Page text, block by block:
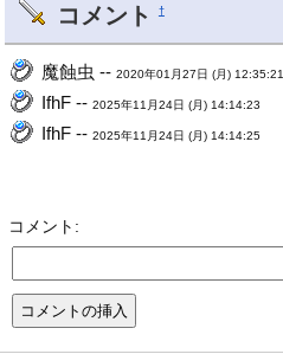
コメント †
魔蝕虫 --2020年01月27日 (月) 12:35:21
IfhF --2025年11月24日 (月) 14:14:23
IfhF --2025年11月24日 (月) 14:14:25
コメント: